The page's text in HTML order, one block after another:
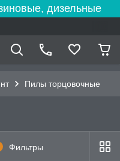
дизельные
Пилы торцовочные
Фильтры